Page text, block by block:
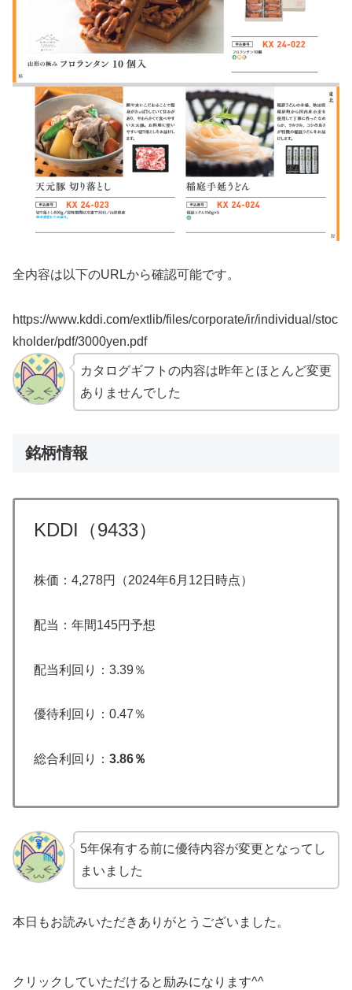
全内容は以下のURLから確認可能です。
https://www.kddi.com/extlib/files/corporate/ir/individual/stoc
kholder/pdf/3000yen.pdf
カタログギフトの内容は昨年とほとんど変更
ありませんでした
銘柄情報
KDDI（9433）
株価：4,278円（2024年6月12日時点）
配当：年間145円予想
配当利回り：3.39％
優待利回り：0.47％
総合利回り： 3.86％
5年保有する前に優待内容が変更となってし
まいました
本日もお読みいただきありがとうございました。
クリックしていただけると励みになります^^